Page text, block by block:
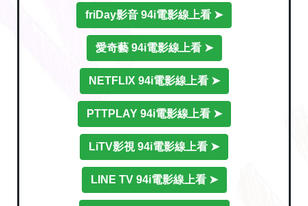
friDay影音 94i電影線上看 ➤
愛奇藝 94i電影線上看 ➤
NETFLIX 94i電影線上看 ➤
PTTPLAY 94i電影線上看 ➤
LiTV影視 94i電影線上看 ➤
LINE TV 94i電影線上看 ➤